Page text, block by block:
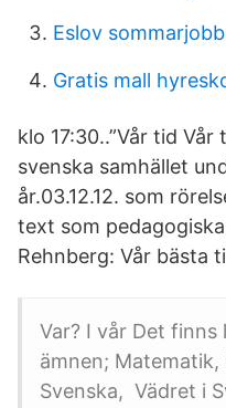
Eslov sommarjobb
Gratis mall
klo 17:30..”Vår tid
svenska samhället
år.03.12.12. som
text som
Rehnberg: Vår bästa
Var? I vår Det finns
ämnen; Matematik,
Svenska, Vädret i